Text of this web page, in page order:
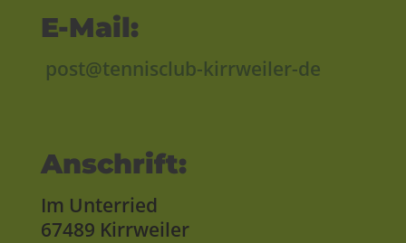
E-Mail:
post@tennisclub-kirrweiler-de
Anschrift:
Im Unterried
67489 Kirrweiler